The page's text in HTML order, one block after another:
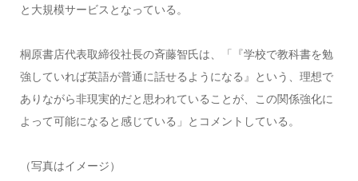
と大規模サービスとなっている。
桐原書店代表取締役社長の斉藤智氏は、「『学校で教科書を勉
強していれば英語が普通に話せるようになる』という、理想で
ありながら非現実的だと思われていることが、この関係強化に
よって可能になると感じている」とコメントしている。
（写真はイメージ）